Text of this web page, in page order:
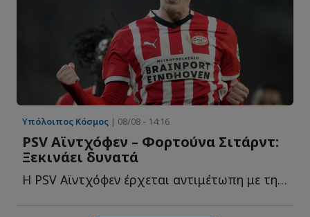
Υπόλοιπος Κόσμος | 08/08 - 14:16
PSV Αϊντχόφεν – Φορτούνα Σιτάρντ:
Ξεκινάει δυνατά
Η PSV Αϊντχόφεν έρχεται αντιμέτωπη με τη Φορτούνα Σιτάρντ σ...